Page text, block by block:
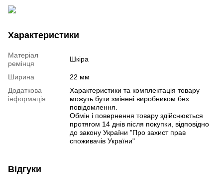
Характеристики
Матеріал
ремінця
Шкіра
Ширина
22 мм
Додаткова
інформація
Характеристики та комплектація товару
можуть бути змінені виробником без
повідомлення.
Обмін і повернення товару здійснюється
протягом 14 днів після покупки, відповідно
до закону України "Про захист прав
споживачів України"
Відгуки